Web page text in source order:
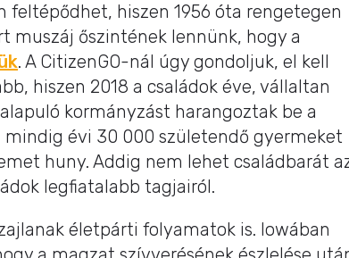
hiszen 1956 óta rengetegen
muszáj őszintének lennünk, hogy a
. A CitizenGO-nál úgy gondoljuk, el kell
hiszen 2018 a családok éve, vállaltan
kormányzást harangoztak be a
évi 30 000 születendő gyermeket
huny. Addig nem lehet családbarát
legfiatalabb tagjairól.
életpárti folyamatok is. Iowában